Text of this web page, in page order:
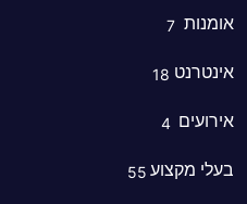
7
18
4
מקצוע55